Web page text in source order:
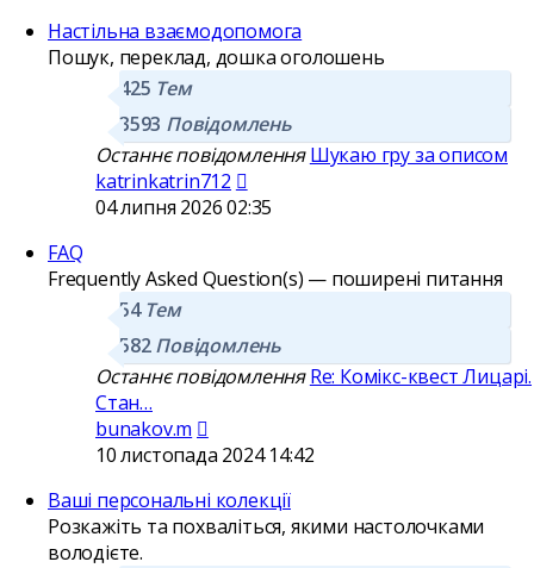
Настільна взаємодопомога
Пошук, переклад, дошка оголошень
425 Тем
3593 Повідомлень
Останнє повідомлення Шукаю гру за описом
katrinkatrin712
останнє
04 липня 2026 02:35
FAQ
Frequently Asked Question(s) — поширені питання
54 Тем
582Повідомлень
Останнє повідомлення Re: Комікс-квест Лицарі.
Стан…
bunakov.m
останнє
10 листопада 2024 14:42
Ваші персональні колекції
Розкажіть та похваліться, якими настолочками
володієте.